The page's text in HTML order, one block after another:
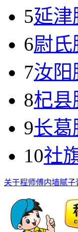
5延
6尉
7汝阳
8杞县
9长
10社
关于程师傅内墙腻子